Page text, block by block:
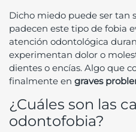
Dicho miedo puede ser tan
padecen este tipo de fobia
atención odontológica
experimentan dolor o
dientes o encías. Algo que
finalmente en graves
¿Cuáles son las
odontofobia?